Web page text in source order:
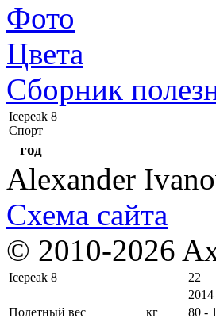
Фото
Цвета
Сборник
Icepeak 8
Спорт
год
Alexander
Схема сайта
© 2010-2026
Icepeak 8 22
2014
Полетный вес
кг 80 -